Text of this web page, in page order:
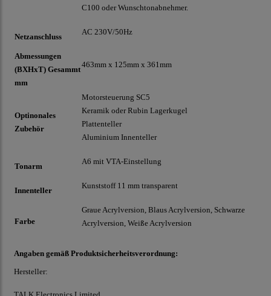
C100 oder Wunschtonabnehmer.
Netzanschluss
AC 230V/50Hz
Abmessungen
(BXHxT) Gesammt
mm
463mm x 125mm x 361mm
Optinonales
Zubehör
Motorsteuerung SC5
Keramik oder Rubin Lagerkugel
Plattenteller
Aluminium Innenteller
Tonarm
A6 mit VTA-Einstellung
Innenteller
Kunststoff 11 mm transparent
Farbe
Graue Acrylversion, Blaus Acrylversion, Schwarze
Acrylversion, Weiße Acrylversion
Angaben gemäß Produktsicherheitsverordnung:
Hersteller: